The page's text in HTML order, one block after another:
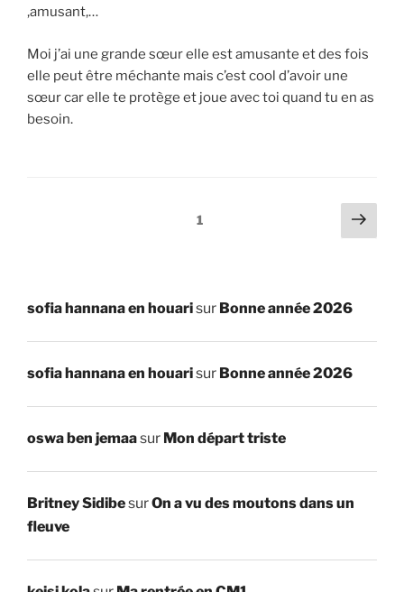
,amusant,…
Moi j’ai une grande sœur elle est amusante et des fois
elle peut être méchante mais c’est cool d’avoir une
sœur car elle te protège et joue avec toi quand tu en as
besoin.
Page1
Page
sofia hannana en houarisur Bonne année 2026
sofia hannana en houarisur Bonne année 2026
oswa ben jemaasur Mon départ triste
Britney SidibesurOn a vu des moutons dans un
fleuve